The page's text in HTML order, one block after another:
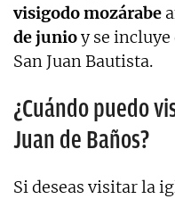
visigodo mozárabe
de junioy se incluye
San Juan Bautista.
¿Cuándo puedo
Juan de Baños?
Si deseas visitar la